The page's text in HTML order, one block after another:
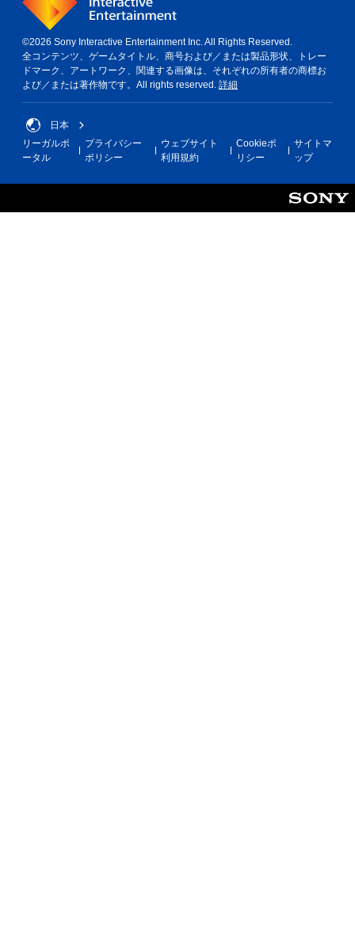
©2026 Sony Interactive Entertainment Inc. All Rights Reserved.
全コンテンツ、ゲームタイトル、商号および／または製品形状、トレー
ドマーク、アートワーク、関連する画像は、それぞれの所有者の商標お
よび／または著作物です。All rights reserved. 詳細
日本
リーガルポ
ータル
プライバシー
ポリシー
ウェブサイト
利用規約
Cookieポ
リシー
サイトマ
ップ